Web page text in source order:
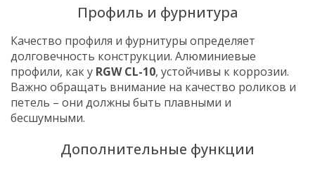
Профиль и фурнитура
Качество профиля и фурнитуры определяет
долговечность конструкции. Алюминиевые
профили, как у RGW CL-10, устойчивы к коррозии.
Важно обращать внимание на качество роликов и
петель – они должны быть плавными и
бесшумными.
Дополнительные функции